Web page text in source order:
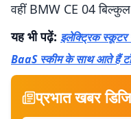
वहीं BMW CE 04
यह भी पढ़ें: इलेक्ट्रिक स्कूटर
BaaS स्कीम के साथ आते हैं
प्रभात खबर